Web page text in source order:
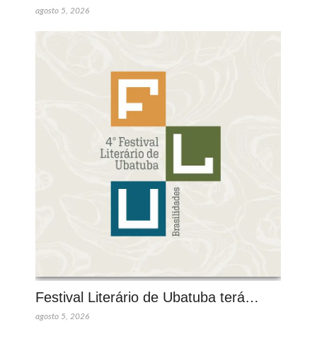
agosto 5, 2026
Festival Literário de Ubatuba terá…
agosto 5, 2026